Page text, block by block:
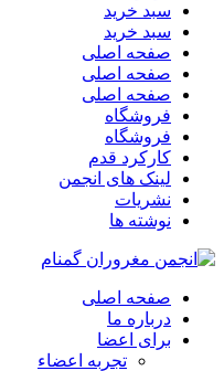
سبد خرید
سبد خرید
صفحه اصلی
صفحه اصلی
صفحه اصلی
فروشگاه
فروشگاه
کارکرد قدم
لینک های انجمن
نشریات
نوشته ها
صفحه اصلی
درباره ما
برای اعضا
تجربه اعضاء